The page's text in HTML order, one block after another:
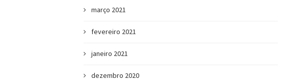
março 2021
fevereiro 2021
janeiro 2021
dezembro 2020